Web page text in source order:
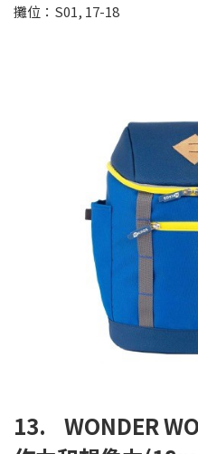
攤位：S01, 17-18
13. WONDER